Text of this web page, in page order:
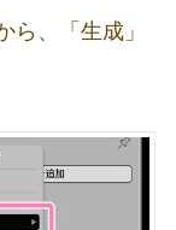
ら、「生成」